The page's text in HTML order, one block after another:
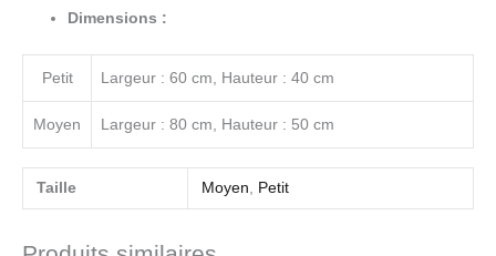
Dimensions :
Petit Largeur : 60 cm, Hauteur : 40 cm
Moyen Largeur : 80 cm, Hauteur : 50 cm
Taille Moyen Petit